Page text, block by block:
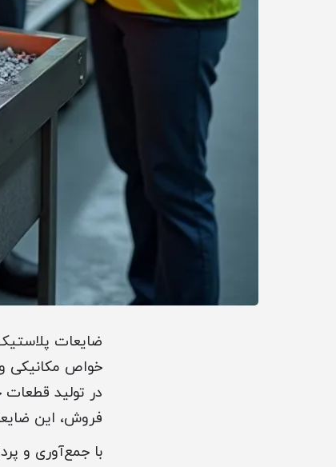
خواص مکانیکی و
در تولید قطعات
فروش، این